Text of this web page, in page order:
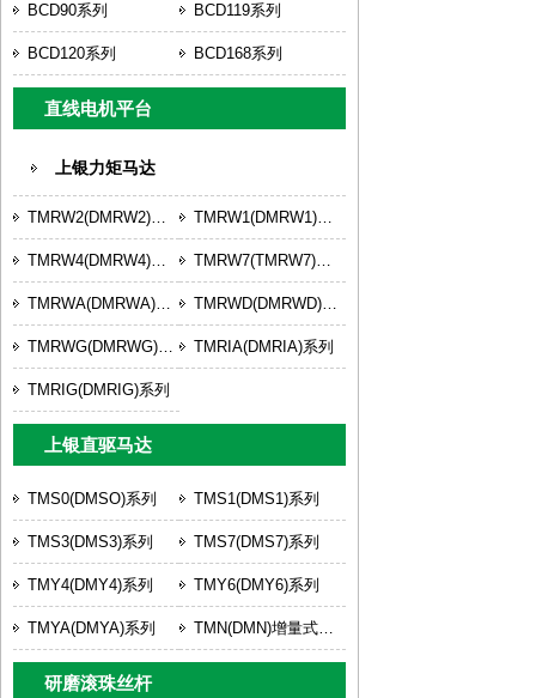
BCD90系列 BCD119系列
BCD120系列 BCD168系列
直线电机平台
上银力矩马达
TMRW2(DMRW2)系列 TMRW1(DMRW1)系列
TMRW4(DMRW4)系列 TMRW7(TMRW7)系列
TMRWA(DMRWA)系列 TMRWD(DMRWD)系列
TMRWG(DMRWG)系列 TMRIA(DMRIA)系列
TMRIG(DMRIG)系列
上银直驱马达
TMS0(DMSO)系列 TMS1(DMS1)系列
TMS3(DMS3)系列 TMS7(DMS7)系列
TMY4(DMY4)系列 TMY6(DMY6)系列
TMYA(DMYA)系列 TMN(DMN)增量式系列
研磨滚珠丝杆